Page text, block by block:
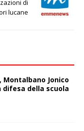
di
lucane
Montalbano Jonico
difesa della scuola